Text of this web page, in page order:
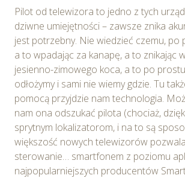
usługodawcę Serwisu w ww. celach oraz
również przetwarzane przez Partnerów
o.o. W związku z powyższym
dostępu do swoich danych osobowych,
usunięcia, ograniczenia przetwarzania,
sprzeciwu wobec przetwarzania, a także
wniesienia skargi do Prezesa Urzędu
Osobowych. Szczegółowe informacje o
wykorzystywanych w Serwisie oraz inne
dotyczące prywatności związane z
Serwisu dostępne są w
Polityce
cookie
Pilot od telewizora to jedno z tych
dziwne umiejętności – zawsze znika
jest potrzebny. Nie wiedzieć czemu, po
a to wpadając za kanapę, a to znikając
jesienno-zimowego koca, a to po
odłożymy i sami nie wiemy gdzie. Tu
pomocą przyjdzie nam technologia.
nam ona odszukać pilota (chociaż,
sprytnym lokalizatorom, i na to są
większość nowych telewizorów
sterowanie… smartfonem z poziomu
najpopularniejszych producentów